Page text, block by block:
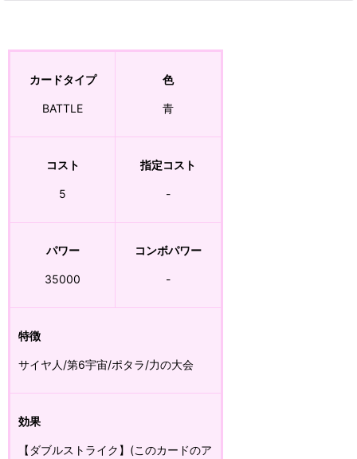
カードタイプ
BATTLE
色
青
コスト
5
指定コスト
-
パワー
35000
コンボパワー
-
特徴
サイヤ人/第6宇宙/ポタラ/力の大会
効果
【ダブルストライク】(このカードのア